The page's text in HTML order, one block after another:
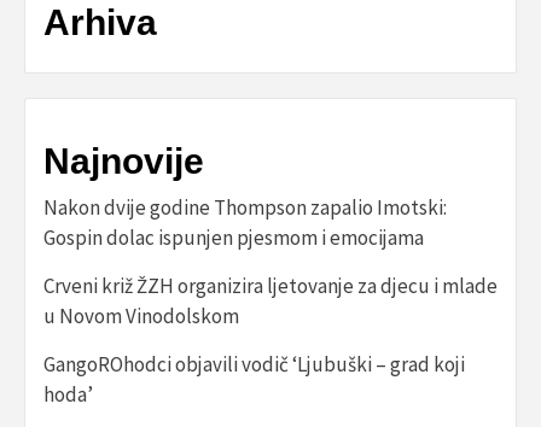
Arhiva
Najnovije
Nakon dvije godine Thompson zapalio Imotski:
Gospin dolac ispunjen pjesmom i emocijama
Crveni križ ŽZH organizira ljetovanje za djecu i mlade
u Novom Vinodolskom
GangoROhodci objavili vodič ‘Ljubuški – grad koji
hoda’